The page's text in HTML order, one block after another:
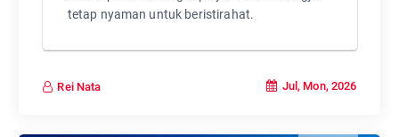
tetap nyaman untuk beristirahat.
Rei Nata Jul, Mon, 2026